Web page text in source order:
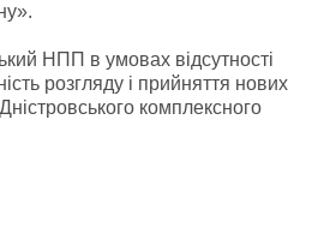
НПП в умовах відсутності
розгляду і прийняття нових
комплексного